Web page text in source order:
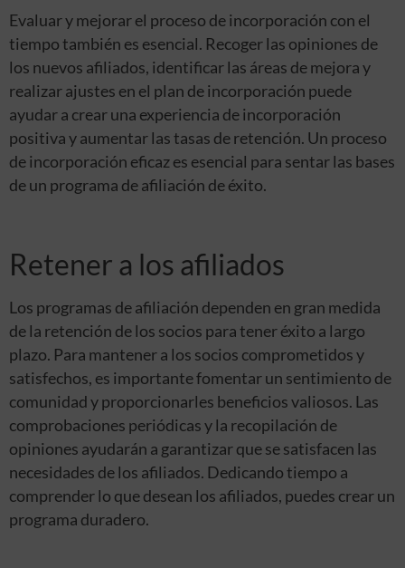
Evaluar y mejorar el proceso de incorporación con el
tiempo también es esencial. Recoger las opiniones de
los nuevos afiliados, identificar las áreas de mejora y
realizar ajustes en el plan de incorporación puede
ayudar a crear una experiencia de incorporación
positiva y aumentar las tasas de retención. Un proceso
de incorporación eficaz es esencial para sentar las bases
de un programa de afiliación de éxito.
Retener a los afiliados
Los programas de afiliación dependen en gran medida
de la retención de los socios para tener éxito a largo
plazo. Para mantener a los socios comprometidos y
satisfechos, es importante fomentar un sentimiento de
comunidad y proporcionarles beneficios valiosos. Las
comprobaciones periódicas y la recopilación de
opiniones ayudarán a garantizar que se satisfacen las
necesidades de los afiliados. Dedicando tiempo a
comprender lo que desean los afiliados, puedes crear un
programa duradero.